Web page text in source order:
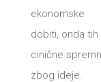
ekonomske
dobiti, onda
cinične
zbog ideje.